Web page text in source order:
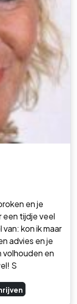
en je
een tijdje veel
kon ik maar
advies en je
en
S